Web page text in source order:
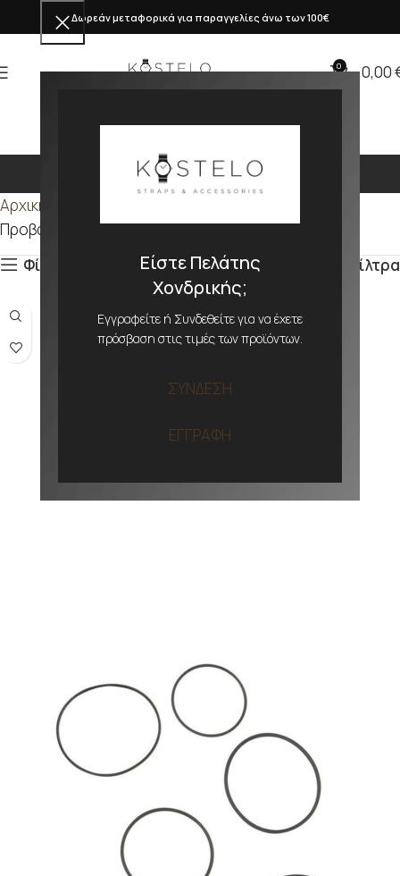
Είστε Πελάτης
Χονδρικής;
Εγγραφείτε ή Συνδεθείτε για να έχετε
πρόσβαση στις τιμές των προϊόντων.
ΣΥΝΔΕΣΗ
ΕΓΓΡΑΦΗ
Δωρεάν μεταφορικά για παραγγελίες άνω των 100€
0 0,00
280
Αρχική σελίδα
Προβάλλονται όλα - 6 αποτελέσματα
Φίλτρα
Φίλτρα